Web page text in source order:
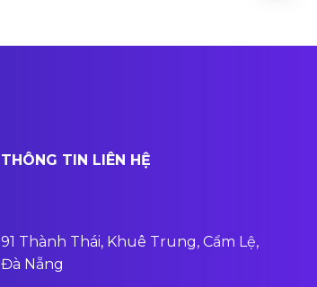
THÔNG TIN LIÊN HỆ
91 Thành Thái, Khuê Trung, Cẩm Lệ,
Đà Nẵng